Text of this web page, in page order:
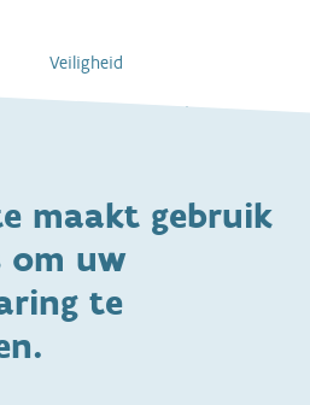
maakt gebruik
om uw
te
Veiligheid
Dagelijkse verzorging
Gezinsleven
Adoptie
Kinderwens